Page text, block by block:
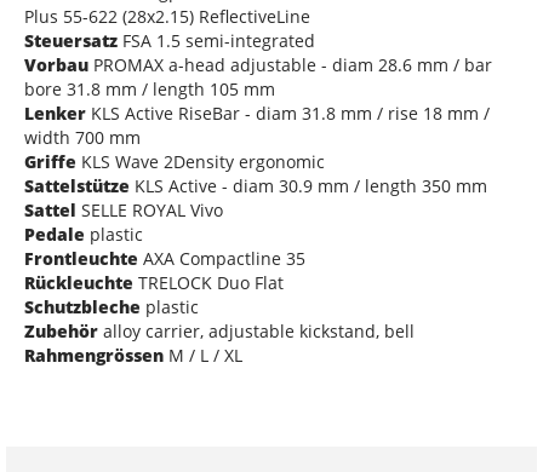
Plus 55-622 (28x2.15) ReflectiveLine
Steuersatz FSA 1.5 semi-integrated
Vorbau PROMAX a-head adjustable - diam 28.6 mm / bar
bore 31.8 mm / length 105 mm
Lenker KLS Active RiseBar - diam 31.8 mm / rise 18 mm /
width 700 mm
Griffe KLS Wave 2Density ergonomic
Sattelstütze KLS Active - diam 30.9 mm / length 350 mm
Sattel SELLE ROYAL Vivo
Pedale plastic
Frontleuchte AXA Compactline 35
Rückleuchte TRELOCK Duo Flat
Schutzbleche plastic
Zubehör alloy carrier, adjustable kickstand, bell
Rahmengrössen M / L / XL